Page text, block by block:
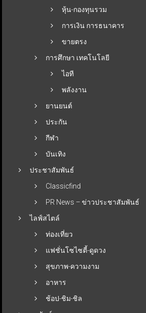
หุ้น-กองทุนรวม
การเงิน การธนาคาร
ขายตรง
การศึกษา เทคโนโลยี
ไอที
พลังงาน
ยานยนต์
ประกัน
กีฬา
บันเทิง
ประชาสัมพันธ์
Classicfind
PR News – ข่าวประชาสัมพันธ์
ไลฟ์สไตล์
ท่องเที่ยว
แฟชั่นโซไซตี้-ดูดวง
สุขภาพ-ความงาม
อาหาร
ช้อป-ชิม-ชิล